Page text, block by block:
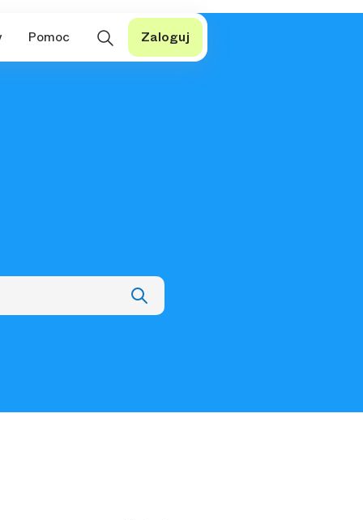
Pomoc Zaloguj